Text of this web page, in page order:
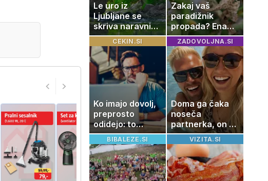
Le uro iz
Ljubljane se
skriva naravni
čudež, ki je kot
ustvarjen za
družinski izlet
Zakaj vaš
paradižnik
propada? Ena
napaka lahko
uniči rastline –
tako jih rešite
CEKIN.SI
Ko imajo dovolj,
preprosto
odidejo: to
znamenje
najpogosteje da
odpoved
ZADOVOLJNA.SI
Doma ga čaka
noseča
partnerka, on pa
dopustuje z
drugo
BIBALEZE.SI VIZITA.SI